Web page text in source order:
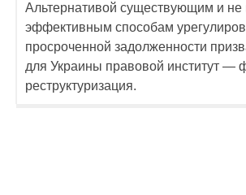
Альтернативой существующим и не
эффективным способам
просроченной задолженности
для Украины правовой институт —
реструктуризация.